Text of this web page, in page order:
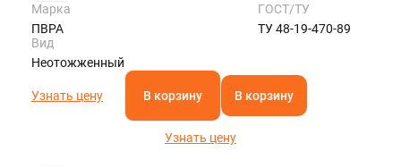
Марка
ПВРА
ГОСТ/ТУ
ТУ 48-19-470-89
Вид
Неотожженный
Узнать цену В корзину В корзину
Узнать цену